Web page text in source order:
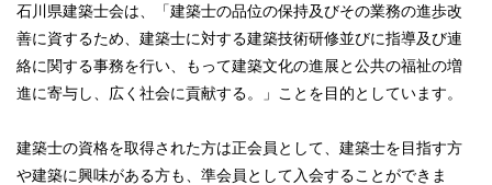
石川県建築士会は、「建築士の品位の保持及びその業務の進歩改
善に資するため、建築士に対する建築技術研修並びに指導及び連
絡に関する事務を行い、もって建築文化の進展と公共の福祉の増
進に寄与し、広く社会に貢献する。」ことを目的としています。
建築士の資格を取得された方は正会員として、建築士を目指す方
や建築に興味がある方も、準会員として入会することができま